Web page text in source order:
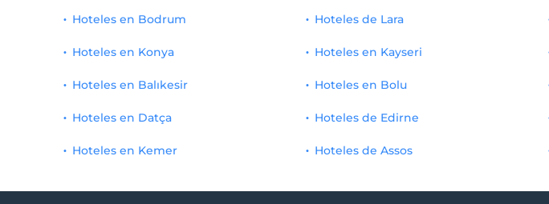
Hoteles en Bodrum
Hoteles en Konya
Hoteles en Balıkesir
Hoteles en Datça
Hoteles en Kemer
Hoteles de Lara
Hoteles en Kayseri
Hoteles en Bolu
Hoteles de Edirne
Hoteles de Assos